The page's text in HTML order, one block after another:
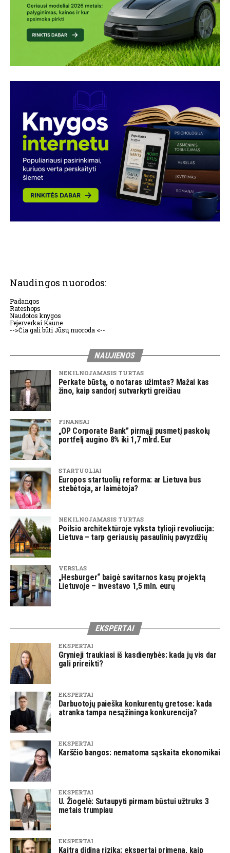
Naudingos nuorodos:
Padangos
Rateshops
Naudotos knygos
Fejerverkai Kaune
-->Čia gali būti Jūsų nuoroda <--
NAUJIENOS
NEKILNOJAMASIS TURTAS
Perkate būstą, o notaras užimtas? Mažai kas
žino, kaip sandorį sutvarkyti greičiau
FINANSAI
„OP Corporate Bank” pirmąjį pusmetį paskolų
portfelį augino 8% iki 1,7 mlrd. Eur
STARTUOLIAI
Europos startuolių reforma: ar Lietuva bus
stebėtoja, ar laimėtoja?
NEKILNOJAMASIS TURTAS
Poilsio architektūroje vyksta tylioji revoliucija:
Lietuva – tarp geriausių pasaulinių pavyzdžių
VERSLAS
„Hesburger“ baigė savitarnos kasų projektą
Lietuvoje – investavo 1,5 mln. eurų
EKSPERTAI
EKSPERTAI
Grynieji traukiasi iš kasdienybės: kada jų vis dar
gali prireikti?
EKSPERTAI
Darbuotojų paieška konkurentų gretose: kada
atranka tampa nesąžininga konkurencija?
EKSPERTAI
Karščio bangos: nematoma sąskaita ekonomikai
EKSPERTAI
U. Žiogelė: Sutaupyti pirmam būstui užtruks 3
metais trumpiau
EKSPERTAI
Kaitra didina riziką: ekspertai primena, kaip